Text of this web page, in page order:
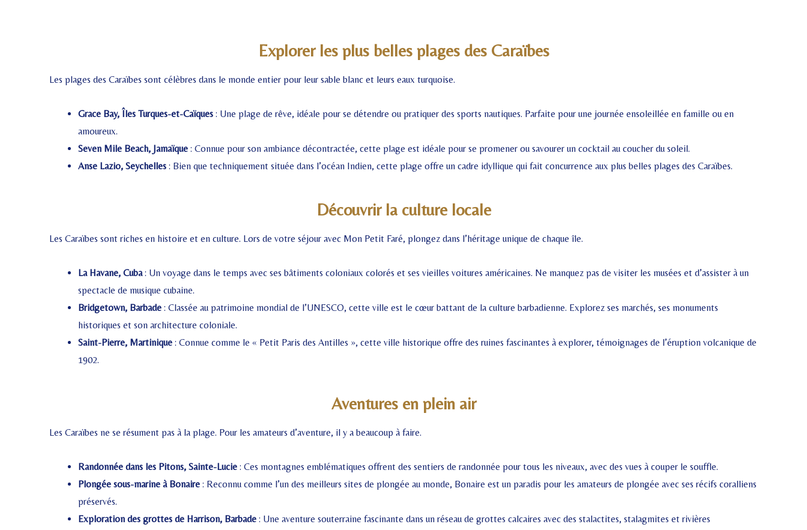
Explorer les plus belles plages des Caraïbes
Les plages des Caraïbes sont célèbres dans le monde entier pour leur sable blanc et leurs eaux turquoise.
Grace Bay, Îles Turques-et-Caïques : Une plage de rêve, idéale pour se détendre ou pratiquer des sports nautiques. Parfaite pour une journée ensoleillée en famille ou en
amoureux.
Seven Mile Beach, Jamaïque : Connue pour son ambiance décontractée, cette plage est idéale pour se promener ou savourer un cocktail au coucher du soleil.
Anse Lazio, Seychelles : Bien que techniquement située dans l’océan Indien, cette plage offre un cadre idyllique qui fait concurrence aux plus belles plages des Caraïbes.
Découvrir la culture locale
Les Caraïbes sont riches en histoire et en culture. Lors de votre séjour avec Mon Petit Faré, plongez dans l’héritage unique de chaque île.
La Havane, Cuba: Un voyage dans le temps avec ses bâtiments coloniaux colorés et ses vieilles voitures américaines. Ne manquez pas de visiter les musées et d’assister à un
spectacle de musique cubaine.
Bridgetown, Barbade : Classée au patrimoine mondial de l’UNESCO, cette ville est le cœur battant de la culture barbadienne. Explorez ses marchés, ses monuments
historiques et son architecture coloniale.
Saint-Pierre, Martinique : Connue comme le « Petit Paris des Antilles », cette ville historique offre des ruines fascinantes à explorer, témoignages de l’éruption volcanique de
1902.
Aventures en plein air
Les Caraïbes ne se résument pas à la plage. Pour les amateurs d’aventure, il y a beaucoup à faire.
Randonnée dans les Pitons, Sainte-Lucie : Ces montagnes emblématiques offrent des sentiers de randonnée pour tous les niveaux, avec des vues à couper le souffle.
Plongée sous-marine à Bonaire : Reconnu comme l’un des meilleurs sites de plongée au monde, Bonaire est un paradis pour les amateurs de plongée avec ses récifs coralliens
préservés.
Exploration des grottes de Harrison, Barbade : Une aventure souterraine fascinante dans un réseau de grottes calcaires avec des stalactites, stalagmites et rivières